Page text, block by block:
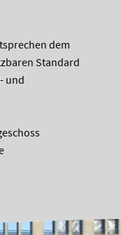
dem
Standard
und